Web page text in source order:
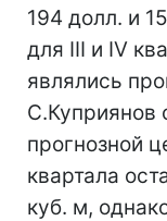
194 долл. и
для III и IV
являлись
С.Куприянов
прогнозной
квартала
куб. м,